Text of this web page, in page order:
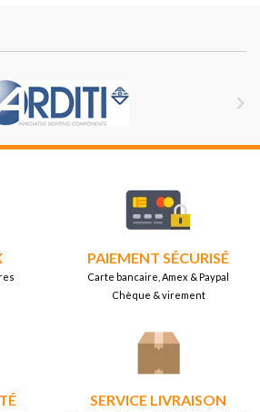

PAIEMENT SÉCURISÉ
Carte bancaire, Amex & Paypal
Chèque & virement
SERVICE LIVRAISON